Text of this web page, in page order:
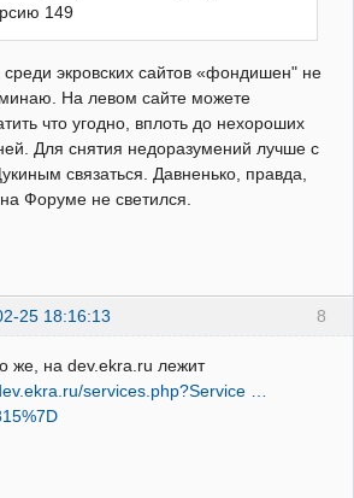
149
среди экровских сайтов «фондишен" не
На левом сайте можете
что угодно, вплоть до нехороших
Для снятия недоразумений лучше с
связаться. Давненько, правда,
Форуме не светился.
8
25 18:16:13
же, на dev.ekra.ru лежит
services.php?Service …